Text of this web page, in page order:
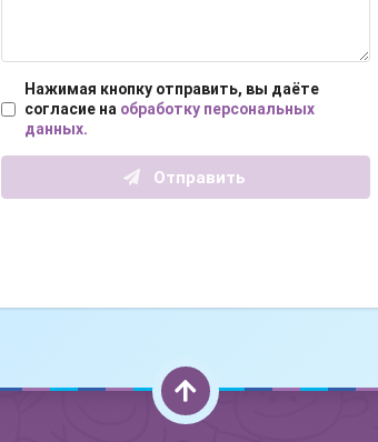
Нажимая кнопку отправить, вы даёте
согласие на обработку персональных
данных.
Отправить